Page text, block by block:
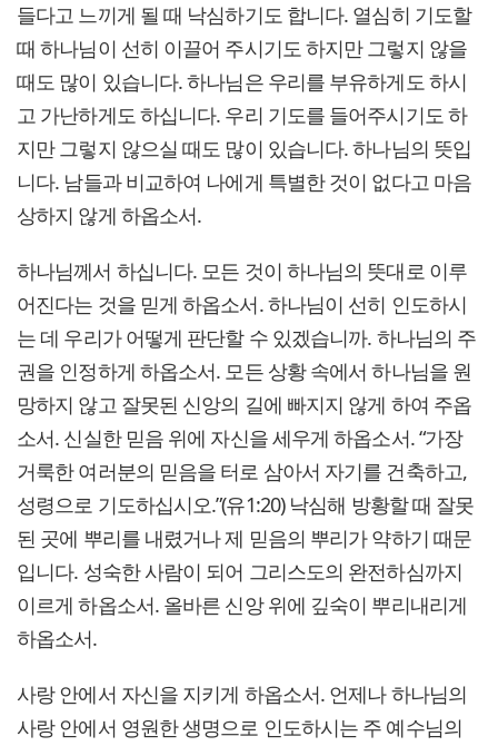
들다고 느끼게 될 때 낙심하기도 합니다. 열심히 기도할
때 하나님이 선히 이끌어 주시기도 하지만 그렇지 않을
때도 많이 있습니다. 하나님은 우리를 부유하게도 하시
고 가난하게도 하십니다. 우리 기도를 들어주시기도 하
지만 그렇지 않으실 때도 많이 있습니다. 하나님의 뜻입
니다. 남들과 비교하여 나에게 특별한 것이 없다고 마음
상하지 않게 하옵소서.
하나님께서 하십니다. 모든 것이 하나님의 뜻대로 이루
어진다는 것을 믿게 하옵소서. 하나님이 선히 인도하시
는 데 우리가 어떻게 판단할 수 있겠습니까. 하나님의 주
권을 인정하게 하옵소서. 모든 상황 속에서 하나님을 원
망하지 않고 잘못된 신앙의 길에 빠지지 않게 하여 주옵
소서. 신실한 믿음 위에 자신을 세우게 하옵소서. “가장
거룩한 여러분의 믿음을 터로 삼아서 자기를 건축하고,
성령으로 기도하십시오.”(유1:20) 낙심해 방황할 때 잘못
된 곳에 뿌리를 내렸거나 제 믿음의 뿌리가 약하기 때문
입니다. 성숙한 사람이 되어 그리스도의 완전하심까지
이르게 하옵소서. 올바른 신앙 위에 깊숙이 뿌리내리게
하옵소서.
사랑 안에서 자신을 지키게 하옵소서. 언제나 하나님의
사랑 안에서 영원한 생명으로 인도하시는 주 예수님의